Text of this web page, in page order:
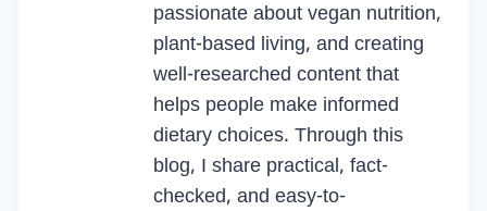
passionate about vegan nutrition,
plant-based living, and creating
well-researched content that
helps people make informed
dietary choices. Through this
blog, I share practical, fact-
checked, and easy-to-